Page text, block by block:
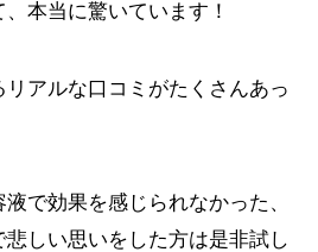
本当に驚いています！
アルな口コミがたくさんあっ
で効果を感じられなかった、
しい思いをした方は是非試し